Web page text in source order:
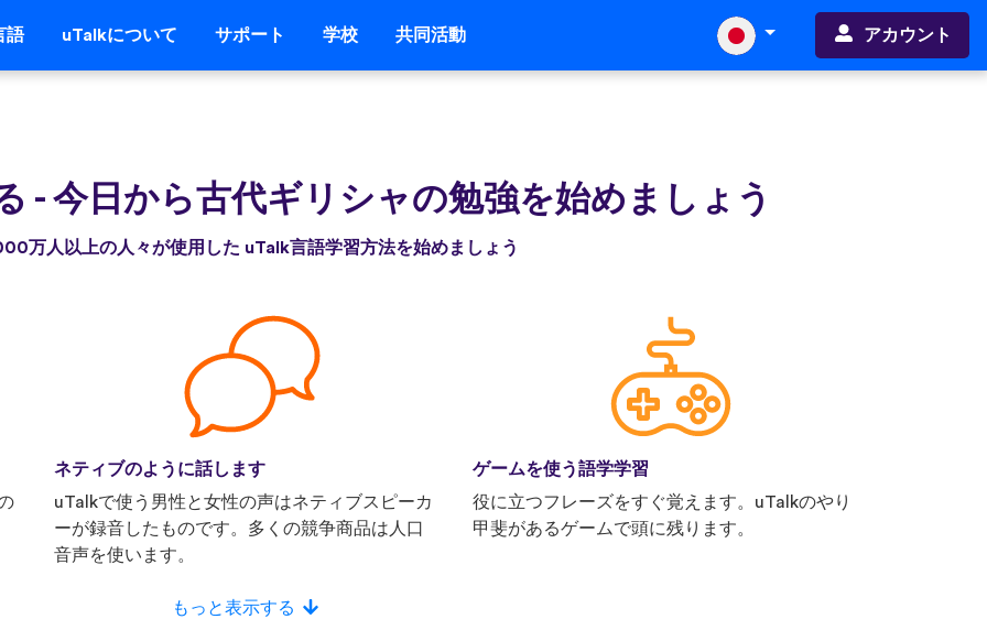
語 uTalkについて サポート 学校 共同活動 アカウント
- 今日から古代ギリシャの勉強を始めましょう
万人以上の人々が使用した uTalk言語学習方法を始めましょう
ネティブのように話します
uTalkで使う男性と女性の声はネティブスピーカ
ーが録音したものです。多くの競争商品は人口
音声を使います。
ゲームを使う語学学習
役に立つフレーズをすぐ覚えます。uTalkのやり
甲斐があるゲームで頭に残ります。
もっと表示する